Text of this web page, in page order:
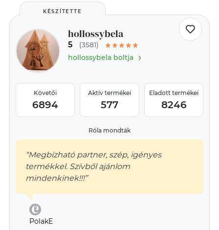
KÉSZÍTETTE
hollossybela
5
(3581)
hollossybela boltja›
Követői
6894
Aktív termékei
577
Eladott termékei
8246
Róla mondták
“Megbízható partner, szép, igényes
termékkel. Szívből ajánlom
mindenkinek!!!”
PolakE